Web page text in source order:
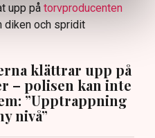
upp på torvproducenten
diken och spridit
klättrar upp på
– polisen kan inte
”Upptrappning
nivå”